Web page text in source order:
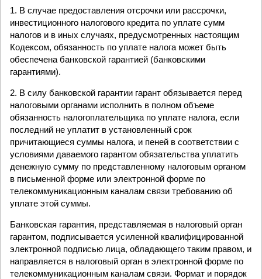
1. В случае предоставления отсрочки или рассрочки,
инвестиционного налогового кредита по уплате сумм
налогов и в иных случаях, предусмотренных настоящим
Кодексом, обязанность по уплате налога может быть
обеспечена банковской гарантией (банковскими
гарантиями).
2. В силу банковской гарантии гарант обязывается перед
налоговыми органами исполнить в полном объеме
обязанность налогоплательщика по уплате налога, если
последний не уплатит в установленный срок
причитающиеся суммы налога, и пеней в соответствии с
условиями даваемого гарантом обязательства уплатить
денежную сумму по представленному налоговым органом
в письменной форме или электронной форме по
телекоммуникационным каналам связи требованию об
уплате этой суммы.
Банковская гарантия, представляемая в налоговый орган
гарантом, подписывается усиленной квалифицированной
электронной подписью лица, обладающего таким правом, и
направляется в налоговый орган в электронной форме по
телекоммуникационным каналам связи. Формат и порядок